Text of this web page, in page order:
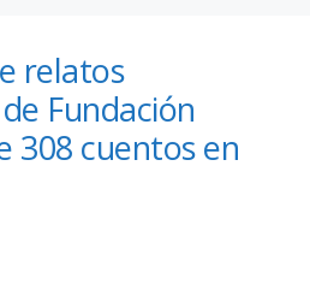
relatos
Fundación
308 cuentos en